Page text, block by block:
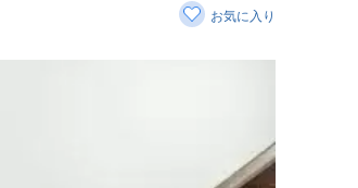
お気に入り